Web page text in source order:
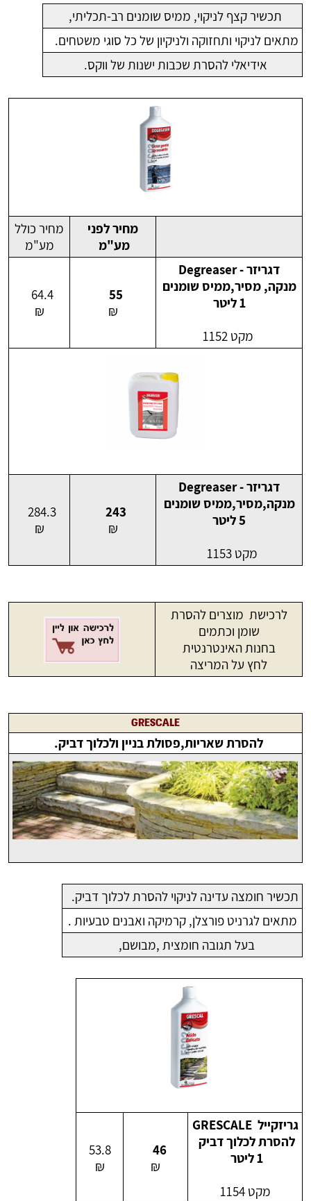
תכשיר קצף לניקוי, ממיס שומנים רב-תכליתי,
מתאים לניקוי ותחזוקה ולניקיון של כל סוגי משטחים.
אידיאלי להסרת שכבות ישנות של ווקס.
מחיר לפני
מע"מ
מחיר כולל
מע"מ
דגריזר - Degreaser
מנקה, מסיר,ממיס שומנים
1 ליטר
מקט 1152
55
₪
64.4
₪
דגריזר - Degreaser
מנקה,מסיר,ממיס שומנים
ליטר
מקט 1153
243
₪
284.3
₪
לרכישת מוצרים להסרת
שומן וכתמים
בחנות האינטרנטית
לחץ על המריצה
GRESCALE
להסרת שאריות,פסולת בניין ולכלוך דביק.
תכשיר חומצה עדינה לניקוי להסרת לכלוך דביק.
מתאים לגרניט פורצלן, קרמיקה ואבנים טבעיות .
בעל תגובה חומצית ,מבושם,
גריזקייל GRESCALE
להסרת לכלוך דביק
1 ליטר
מקט 1154
46
₪
53.8
₪